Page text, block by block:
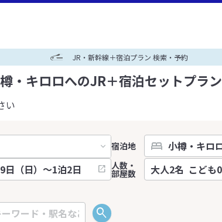
JR・新幹線＋宿泊プラン 検索・予約
・キロロへのJR＋宿泊セットプラン
い
宿泊地
人数・
部屋数